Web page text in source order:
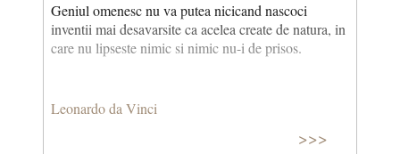
Geniul omenesc nu va putea nicicand nascoci
inventii mai desavarsite ca acelea create de natura, in
care nu lipseste nimic si nimic nu-i de prisos.
Leonardo da Vinci
>>>